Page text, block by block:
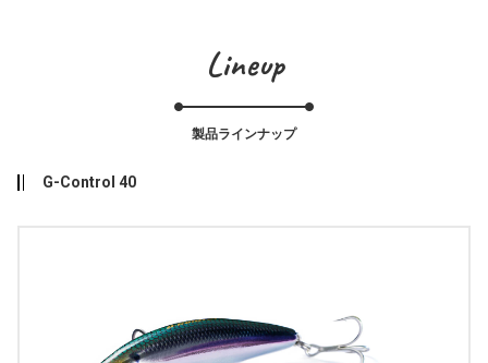
Lineup
製品ラインナップ
G-Control 40